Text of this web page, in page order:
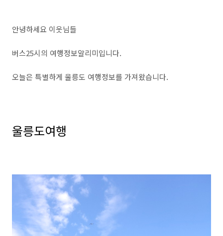
안녕하세요 이웃님들
버스25시의 여행정보알리미입니다.
오늘은 특별하게 울릉도 여행정보를 가져왔습니다.
울릉도여행